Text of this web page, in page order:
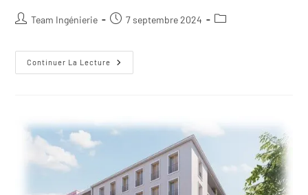
Team Ingénierie 7 septembre 2024
Continuer La Lecture